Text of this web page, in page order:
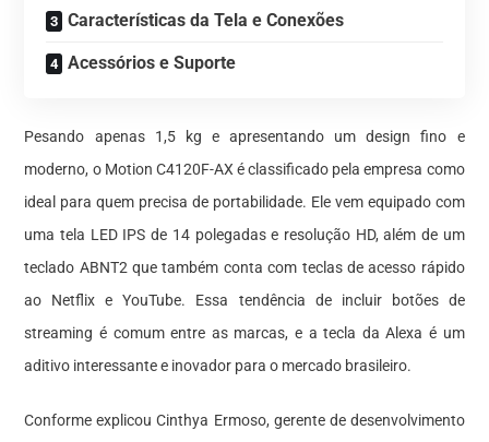
Características da Tela e Conexões
Acessórios e Suporte
Pesando apenas 1,5 kg e apresentando um design fino e
moderno, o Motion C4120F-AX é classificado pela empresa como
ideal para quem precisa de portabilidade. Ele vem equipado com
uma tela LED IPS de 14 polegadas e resolução HD, além de um
teclado ABNT2 que também conta com teclas de acesso rápido
ao Netflix e YouTube. Essa tendência de incluir botões de
streaming é comum entre as marcas, e a tecla da Alexa é um
aditivo interessante e inovador para o mercado brasileiro.
Conforme explicou Cinthya Ermoso, gerente de desenvolvimento